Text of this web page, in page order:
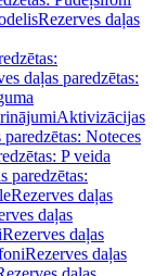
Rezerves daļas
daļas paredzētas:
Aktivizācijas
Noteces
P veida
paredzētas:
Rezerves daļas
daļas
Rezerves daļas
Rezerves daļas